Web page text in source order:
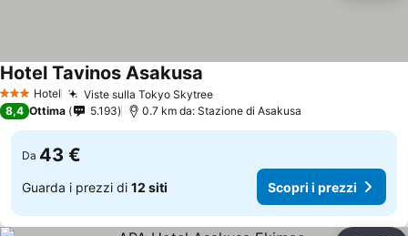
3 StelleHotel Viste sulla Tokyo Skytree
Hotel Tavinos Asakusa
8,4 Ottima 5.193 0.7 km da: Stazione di Asakusa
Da 43 €
Guarda i prezzi di 12 siti Scopri i prezzi